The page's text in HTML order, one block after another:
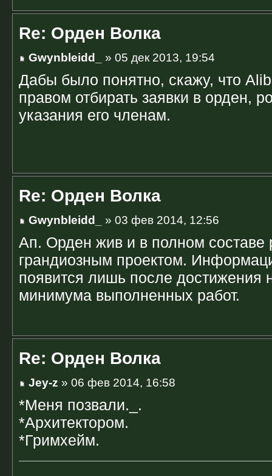
Re: Орден Волка
Gwynbleidd_ » 05 дек 2013, 19:54
Дабы было понятно, скажу, что
правом отбирать заявки в орден,
указания его членам.
Re: Орден Волка
Gwynbleidd_ » 03 фев 2014, 12:56
Ап. Орден жив и в полном составе
грандиозным проектом.
появится лишь после достижения
минимума выполненных работ.
Re: Орден Волка
Jey-z » 06 фев 2014, 16:58
*Меня позвали._.
*Архитектором.
*Гримхейм.